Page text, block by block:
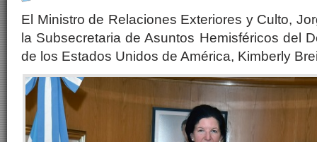
El Ministro de Relaciones Exteriores y Culto,
la Subsecretaria de Asuntos Hemisféricos del
de los Estados Unidos de América, Kimberly